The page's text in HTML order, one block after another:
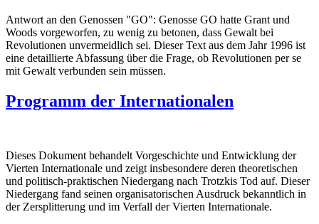
Antwort an den Genossen "GO": Genosse GO hatte Grant und
Woods vorgeworfen, zu wenig zu betonen, dass Gewalt bei
Revolutionen unvermeidlich sei. Dieser Text aus dem Jahr 1996 ist
eine detaillierte Abfassung über die Frage, ob Revolutionen per se
mit Gewalt verbunden sein müssen.
Programm der Internationalen
Dieses Dokument behandelt Vorgeschichte und Entwicklung der
Vierten Internationale und zeigt insbesondere deren theoretischen
und politisch-praktischen Niedergang nach Trotzkis Tod auf. Dieser
Niedergang fand seinen organisatorischen Ausdruck bekanntlich in
der Zersplitterung und im Verfall der Vierten Internationale.